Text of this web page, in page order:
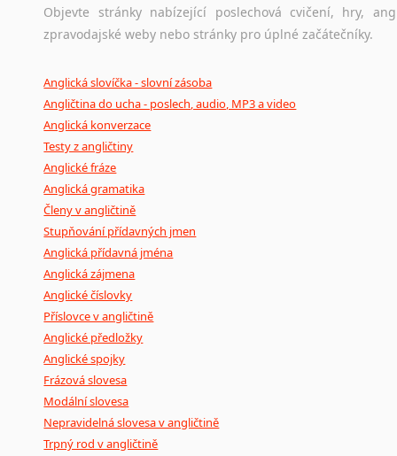
Objevte stránky nabízející poslechová cvičení, hry,
zpravodajské weby nebo stránky pro úplné začátečníky.
Anglická slovíčka - slovní zásoba
Angličtina do ucha - poslech, audio, MP3 a video
Anglická konverzace
Testy z angličtiny
Anglické fráze
Anglická gramatika
Členy v angličtině
Stupňování přídavných jmen
Anglická přídavná jména
Anglická zájmena
Anglické číslovky
Příslovce v angličtině
Anglické předložky
Anglické spojky
Frázová slovesa
Modální slovesa
Nepravidelná slovesa v angličtině
Trpný rod v angličtině